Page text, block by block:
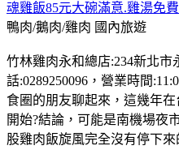
魂雞飯85元大碗滿意.雞湯免
鴨肉/鵝肉/雞肉 國內旅遊
竹林雞肉永和總店:234新北市
話:0289250096，營業時間
食圈的朋友聊起來，這幾年
開始?結論，可能是南機場夜
股雞肉飯旋風完全沒有停下